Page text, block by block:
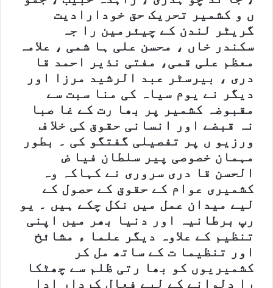
ں و کشمیر تحریک حق خودارادیت
گریٹر لندن کے چیئرمین را جہ
سکندر خاں ، محسن علی ہا شمی ، علامہ
معظم علی قمی، مفتی نذیر احمد قا
دری ، بیرسٹر عبد الرشید مرزا اور
دیگر نے یوم سیاہ کی منا سبت سے
مقبوضہ کشمیر پر بھا رت کے غا صبا
نہ قبضے اور انسانی حقوق کی خلا ف
ورزیو ں پر تفصیلی گفتگو کی ۔ بطور
مہمان خصوصی پیر سلطان فیا ض
الحسن قا دری سروری نے کہاکہ وہ
کشمیری عوام کے حقوق کے حصول کے
لیے میدان عمل میں نکل چکے ہیں ۔ یو
رپ برطانیہ اور دنیا بھر میں اپنی
تنظیم کے علاوہ دیگر علما ء مشائخ
اور تنظیما ت کے ساتھ مل کر
کشمیریوں کو بھا رتی ظلم سے چھٹکا
را دلوانے کے لیے فعال کردار ادا